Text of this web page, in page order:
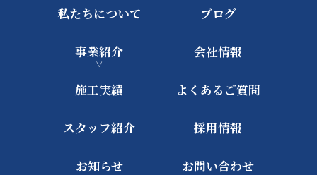
私たちについて
事業紹介
施工実績
スタッフ紹介
お知らせ
ブログ
会社情報
よくあるご質問
採用情報
お問い合わせ